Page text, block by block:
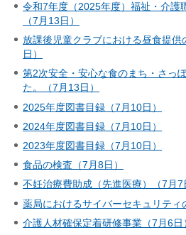
令和7年度（2025年度）福祉・介護
（7月13日）
放課後児童クラブにおける昼食提
日）
第2次安全・安心な食のまち・さっ
た。（7月13日）
2025年度図書目録（7月10日）
2024年度図書目録（7月10日）
2023年度図書目録（7月10日）
食品の検査（7月8日）
不妊治療費助成（先進医療）（7月7
薬局におけるサイバーセキュリティ
介護人材確保定着研修事業（7月6日